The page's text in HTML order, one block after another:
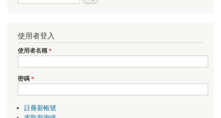
使用者登入
使用者名稱*
密碼*
註冊新帳號